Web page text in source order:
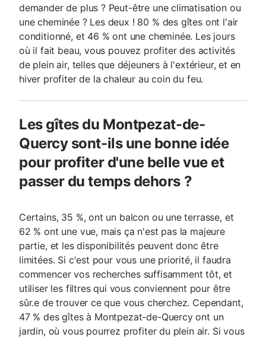
demander de plus ? Peut-être une climatisation ou
une cheminée ? Les deux ! 80 % des gîtes ont l'air
conditionné, et 46 % ont une cheminée. Les jours
où il fait beau, vous pouvez profiter des activités
de plein air, telles que déjeuners à l'extérieur, et en
hiver profiter de la chaleur au coin du feu.
Les gîtes du Montpezat-de-
Quercy sont-ils une bonne idée
pour profiter d'une belle vue et
passer du temps dehors ?
Certains, 35 %, ont un balcon ou une terrasse, et
62 % ont une vue, mais ça n'est pas la majeure
partie, et les disponibilités peuvent donc être
limitées. Si c'est pour vous une priorité, il faudra
commencer vos recherches suffisamment tôt, et
utiliser les filtres qui vous conviennent pour être
sûr.e de trouver ce que vous cherchez. Cependant,
47 % des gîtes à Montpezat-de-Quercy ont un
jardin, où vous pourrez profiter du plein air. Si vous